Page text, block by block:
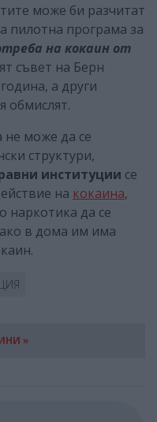
може би разчитат
пилотна програма за
на кокаин от
съвет на Берн
а други
обмислят.
не може да се
структури,
институции се
на кокаина,
наркотика да се
в дома им има
»